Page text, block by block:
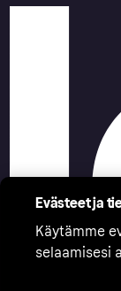
Evästeet ja
Käytämme
selaamisesi